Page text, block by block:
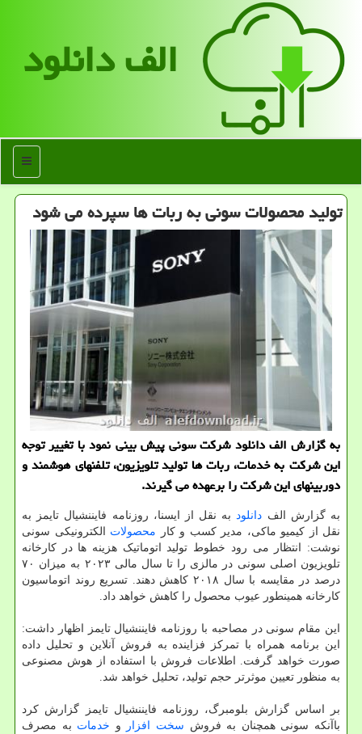
الف دانلود
منو
تولید محصولات سونی به ربات ها سپرده می شود
به گزارش الف دانلود شرکت سونی پیش بینی نمود با تغییر توجه
این شرکت به خدمات، ربات ها تولید تلویزیون، تلفنهای هوشمند و
دوربینهای این شرکت را برعهده می گیرند.
به گزارش الف دانلود به نقل از ایسنا، روزنامه فایننشیال تایمز به
نقل از کیمیو ماکی، مدیر کسب و کار محصولات الکترونیکی سونی
نوشت: انتظار می رود خطوط تولید اتوماتیک هزینه ها در کارخانه
تلویزیون اصلی سونی در مالزی را تا سال مالی ۲۰۲۳ به میزان ۷۰
درصد در مقایسه با سال ۲۰۱۸ کاهش دهند. تسریع روند اتوماسیون
کارخانه همینطور عیوب محصول را کاهش خواهد داد.
این مقام سونی در مصاحبه با روزنامه فایننشیال تایمز اظهار داشت:
این برنامه همراه با تمرکز فزاینده به فروش آنلاین و تحلیل داده
صورت خواهد گرفت. اطلاعات فروش با استفاده از هوش مصنوعی
به منظور تعیین موثرتر حجم تولید، تحلیل خواهد شد.
بر اساس گزارش بلومبرگ، روزنامه فایننشیال تایمز گزارش کرد
باآنکه سونی همچنان به فروش سخت افزار و خدمات به مصرف